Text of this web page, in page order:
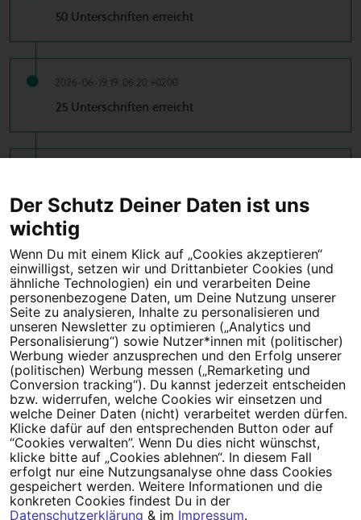
50 Unterschriften erreicht
2026-06-19 19:06:20 +0200
25 Unterschriften erreicht
10 Unterschriften erreicht
Tipps für deine Petition
Darum WeAct
Partnerprogramm
Erfolgreiche Petitionen
FAQs
Nutzungsbedingungen
Datenschutz
Impressum
Cookie-Einstellungen
Powered byCampact
Der Schutz Deiner Daten ist uns
wichtig
Wenn Du mit einem Klick auf „Cookies akzeptieren“
einwilligst, setzen wir und Drittanbieter Cookies (und
ähnliche Technologien) ein und verarbeiten Deine
personenbezogene Daten, um Deine Nutzung unserer
Seite zu analysieren, Inhalte zu personalisieren und
unseren Newsletter zu optimieren („Analytics und
Personalisierung“) sowie Nutzer*innen mit (politischer)
Werbung wieder anzusprechen und den Erfolg unserer
(politischen) Werbung messen („Remarketing und
Conversion tracking“). Du kannst jederzeit entscheiden
bzw. widerrufen, welche Cookies wir einsetzen und
welche Deiner Daten (nicht) verarbeitet werden dürfen.
Klicke dafür auf den entsprechenden Button oder auf
“Cookies verwalten”. Wenn Du dies nicht wünschst,
klicke bitte auf „Cookies ablehnen“. In diesem Fall
erfolgt nur eine Nutzungsanalyse ohne dass Cookies
gespeichert werden. Weitere Informationen und die
konkreten Cookies findest Du in der
Datenschutzerklärung & im Impressum.